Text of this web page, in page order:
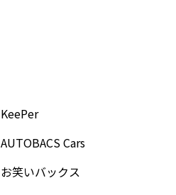
KeePer
AUTOBACS Cars
お笑いバックス